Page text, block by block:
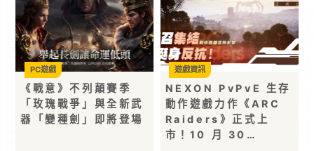
《戰意》不列顛賽季
「玫瑰戰爭」與全新武
器「變種劍」即將登場
PC遊戲
NEXON PvPvE 生存
動作遊戲力作《ARC
Raiders》正式上
市！10 月 30…
遊戲資訊